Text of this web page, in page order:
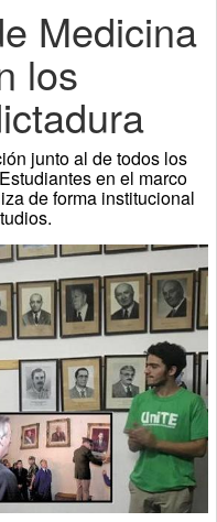
Medicina
los
junto al de todos los
en el marco
de forma institucional